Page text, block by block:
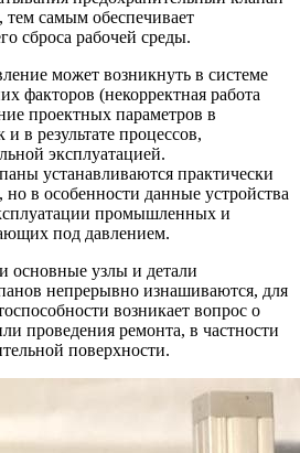
тем самым обеспечивает
сброса рабочей среды.
может возникнуть в системе
факторов (некорректная работа
проектных параметров в
в результате процессов,
эксплуатацией.
устанавливаются практически
в особенности данные устройства
промышленных и
под давлением.
основные узлы и детали
непрерывно изнашиваются, для
возникает вопрос о
проведения ремонта, в частности
поверхности.